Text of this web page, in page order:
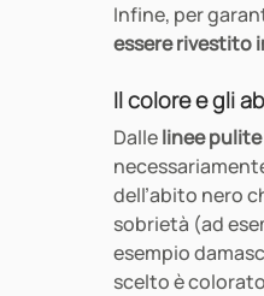
Infine, per
essere rivestito
Il colore e gli
Dalle linee pulite
dell’abito nero
sobrietà (ad
esempio
scelto è